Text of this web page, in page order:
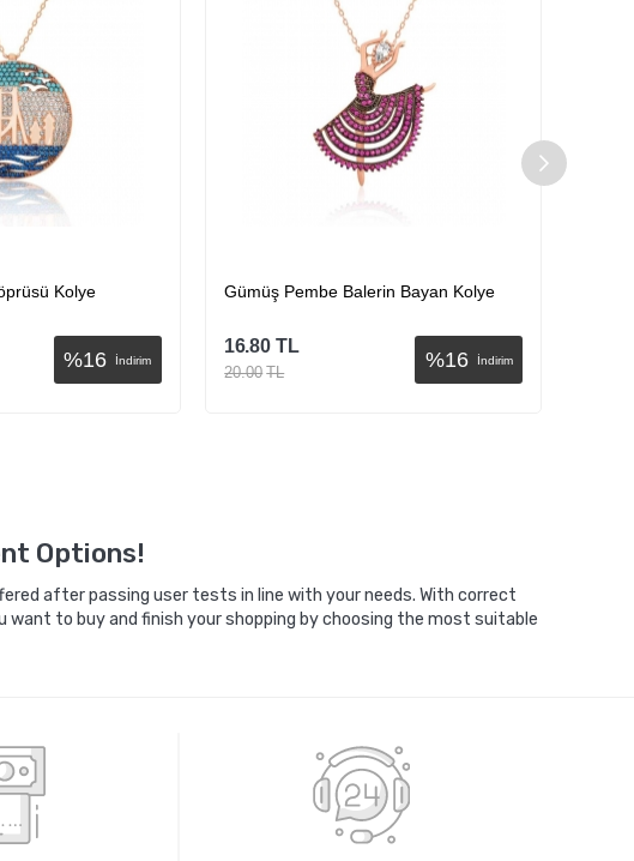
Kolye
%16 İndirim
Gümüş Pembe Balerin Bayan Kolye
%16 İndirim
16.80 TL
20.00 TL
Options!
after passing user tests in line with your needs. With correct
to buy and finish your shopping by choosing the most suitable